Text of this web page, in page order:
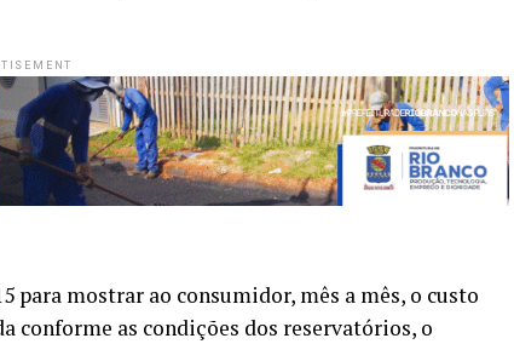
para mostrar ao consumidor, mês a mês, o custo
conforme as condições dos reservatórios, o